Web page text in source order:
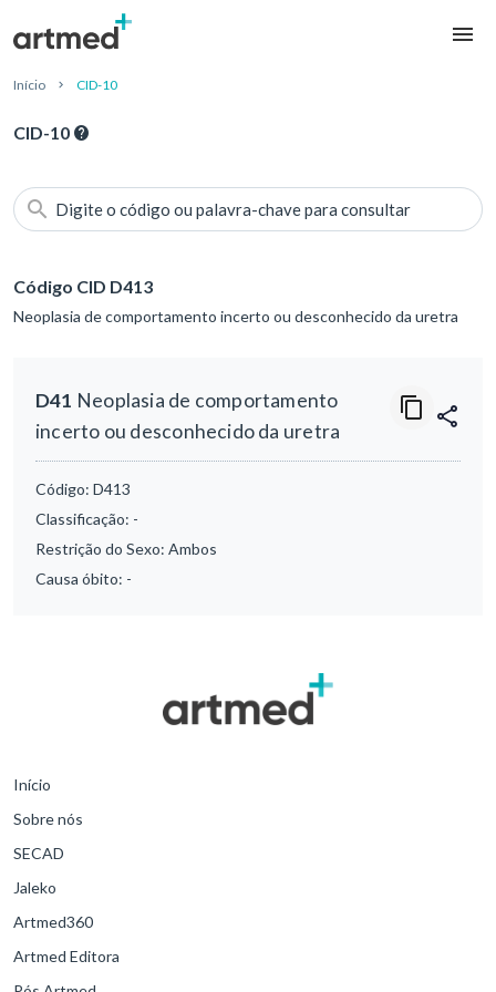
Início CID-10
CID-10
Digite o código ou palavra-chave para consultar
Código CID D413
Neoplasia de comportamento incerto ou desconhecido da uretra
D41 Neoplasia de comportamento
incerto ou desconhecido da uretra
Código: D413
Classificação: -
Restrição do Sexo: Ambos
Causa óbito: -
Início
Sobre nós
SECAD
Jaleko
Artmed360
Artmed Editora